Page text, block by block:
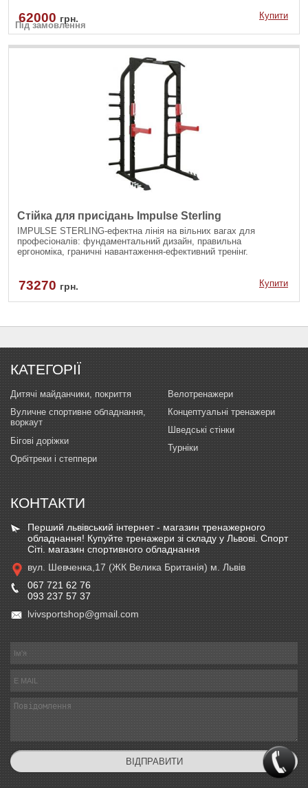
Під замовлення
62000 грн. Купити
Стійка для присідань Impulse Sterling
IMPULSE STERLING-ефектна лінія на вільних вагах для
професіоналів: фундаментальний дизайн, правильна
ергономіка, граничні навантаження-ефективний тренінг.
73270 грн. Купити
КАТЕГОРІЇ
Дитячі майданчики, покриття
Вуличне спортивне обладнання,
воркаут
Бігові доріжки
Орбітреки і степпери
Велотренажери
Концептуальні тренажери
Шведські стінки
Турніки
КОНТАКТИ
Перший львівський інтернет - магазин тренажерного
обладнання! Купуйте тренажери зі складу у Львові. Спорт
Сіті. магазин спортивного обладнання
вул. Шевченка,17 (ЖК Велика Британія) м. Львів
067 721 62 76
093 237 57 37
lvivsportshop@gmail.com